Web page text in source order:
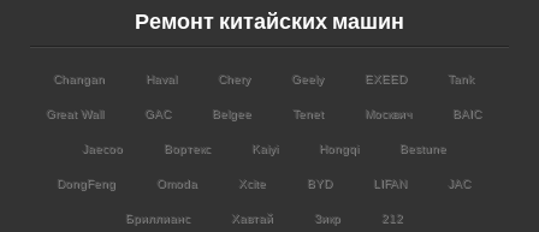
Ремонт китайских машин
Changan Haval Chery Geely EXEED Tank
Great Wall GAC Belgee Tenet Москвич BAIC
Jaecoo Вортекс Kaiyi Hongqi Bestune
DongFeng Omoda Xcite BYD LIFAN JAC
Бриллианс Хавтай Зикр 212